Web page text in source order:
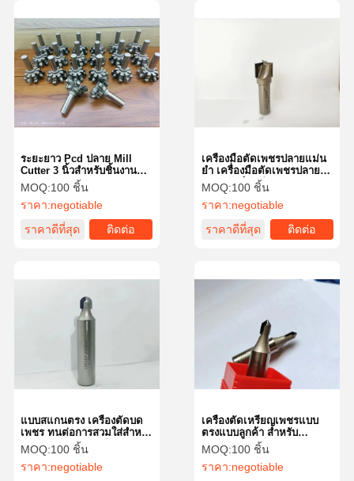
เครื่องมือตัดเพชรปลายแม่น
ยํา เครื่องมือตัดเพชรปลาย
หลายฟังก์ชันสําหรับผลการ
แปรรูปที่ดีที่สุด
MOQ:100 ชิ้น
ราคา:negotiable
ราคาดีที่สุด
ติดต่อ
ระยะยาว Pcd ปลาย Mill
Cutter 3 นิ้วสําหรับชิ้นงาน
ทองแดง
MOQ:100 ชิ้น
ราคา:negotiable
ราคาดีที่สุด
ติดต่อ
เครื่องตัดเหรียญเพชรแบบ
ตรงแบบลูกค้า สําหรับ
อุตสาหกรรมและ DIY
MOQ:100 ชิ้น
ราคา:negotiable
แบบสแกนตรง เครื่องตัดบด
เพชร ทนต่อการสวมใส่สําห
รับการแปรรูปแม่นยํา
MOQ:100 ชิ้น
ราคา:negotiable